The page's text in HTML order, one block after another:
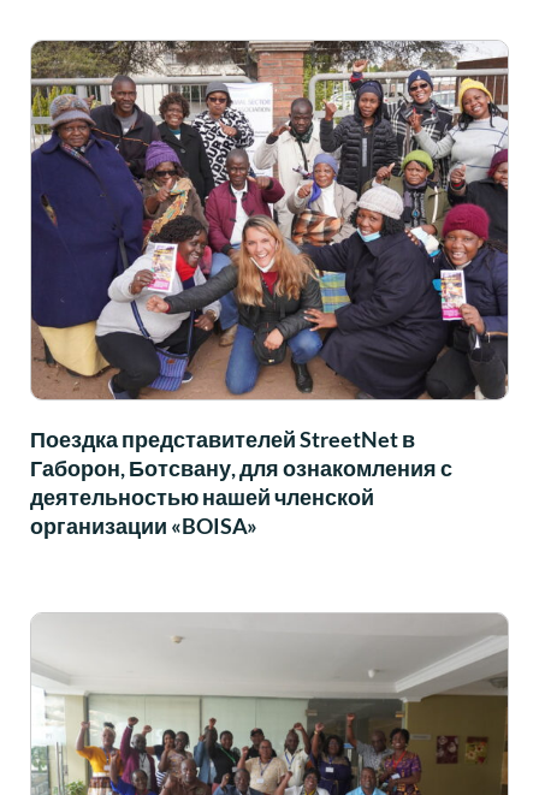
Поездка представителей StreetNet в
Габорон, Ботсвану, для ознакомления с
деятельностью нашей членской
организации «BOISA»